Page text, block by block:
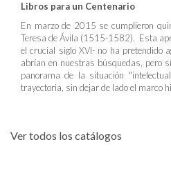
Libros para un Centenario
En marzo de 2015 se cumplieron
Teresa de Ávila (1515-1582). Esta
el crucial siglo XVI- no ha pretendido
abrían en nuestras búsquedas, pero
panorama de la situación
trayectoria, sin dejar de lado el marco
Ver todos los catálogos